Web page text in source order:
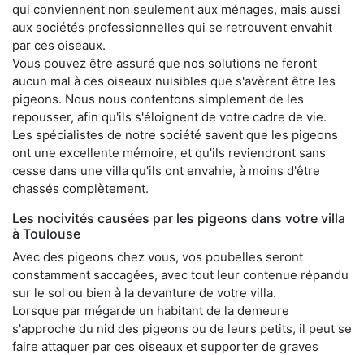
qui conviennent non seulement aux ménages, mais aussi
aux sociétés professionnelles qui se retrouvent envahit
par ces oiseaux.
Vous pouvez être assuré que nos solutions ne feront
aucun mal à ces oiseaux nuisibles que s'avèrent être les
pigeons. Nous nous contentons simplement de les
repousser, afin qu'ils s'éloignent de votre cadre de vie.
Les spécialistes de notre société savent que les pigeons
ont une excellente mémoire, et qu'ils reviendront sans
cesse dans une villa qu'ils ont envahie, à moins d'être
chassés complètement.
Les nocivités causées par les pigeons dans votre villa
à Toulouse
Avec des pigeons chez vous, vos poubelles seront
constamment saccagées, avec tout leur contenue répandu
sur le sol ou bien à la devanture de votre villa.
Lorsque par mégarde un habitant de la demeure
s'approche du nid des pigeons ou de leurs petits, il peut se
faire attaquer par ces oiseaux et supporter de graves